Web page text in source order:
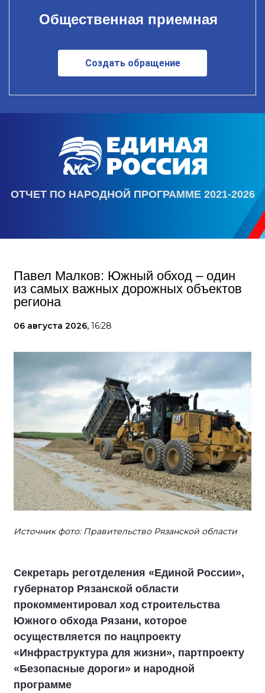
Общественная приемная
Создать обращение
ОТЧЕТ ПО НАРОДНОЙ ПРОГРАММЕ 2021-2026
Павел Малков: Южный обход – один
из самых важных дорожных объектов
региона
06 августа 2026, 16:28
Источник фото: Правительство Рязанской области
Секретарь реготделения «Единой России»,
губернатор Рязанской области
прокомментировал ход строительства
Южного обхода Рязани, которое
осуществляется по нацпроекту
«Инфраструктура для жизни», партпроекту
«Безопасные дороги» и народной
программе